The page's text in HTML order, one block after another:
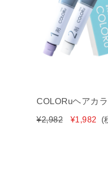
COLORuヘアカ
¥2,982 ¥1,982 (